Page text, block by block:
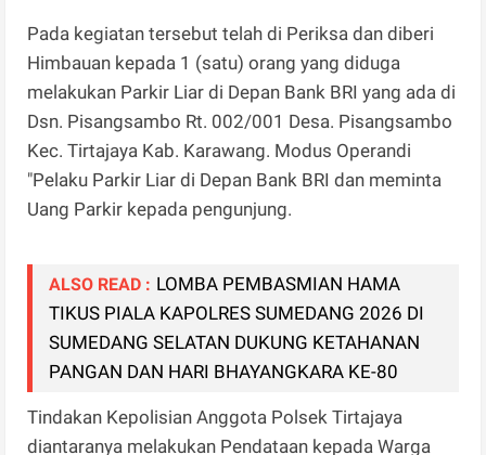
Pada kegiatan tersebut telah di Periksa dan diberi
Himbauan kepada 1 (satu) orang yang diduga
melakukan Parkir Liar di Depan Bank BRI yang ada di
Dsn. Pisangsambo Rt. 002/001 Desa. Pisangsambo
Kec. Tirtajaya Kab. Karawang. Modus Operandi
"Pelaku Parkir Liar di Depan Bank BRI dan meminta
Uang Parkir kepada pengunjung.
ALSO READ : LOMBA PEMBASMIAN HAMA
TIKUS PIALA KAPOLRES SUMEDANG 2026 DI
SUMEDANG SELATAN DUKUNG KETAHANAN
PANGAN DAN HARI BHAYANGKARA KE-80
Tindakan Kepolisian Anggota Polsek Tirtajaya
diantaranya melakukan Pendataan kepada Warga